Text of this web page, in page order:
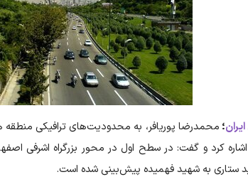
؛ محمدرضا پوریافر، به محدودیت‌های ترافیکی منطقه
۱۵ تیرماه اشاره کرد و گفت: در سطح اول در محور بزرگراه
ستاری به شهید فهمیده پیش‌بینی شده است.